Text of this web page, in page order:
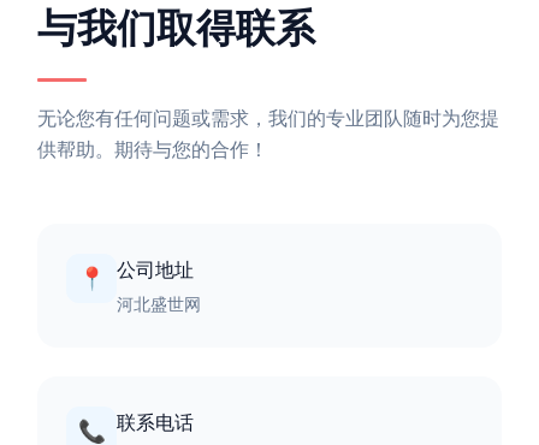
与我们取得联系
无论您有任何问题或需求，我们的专业团队随时为您提
供帮助。期待与您的合作！
📍 公司地址
河北盛世网
📞 联系电话